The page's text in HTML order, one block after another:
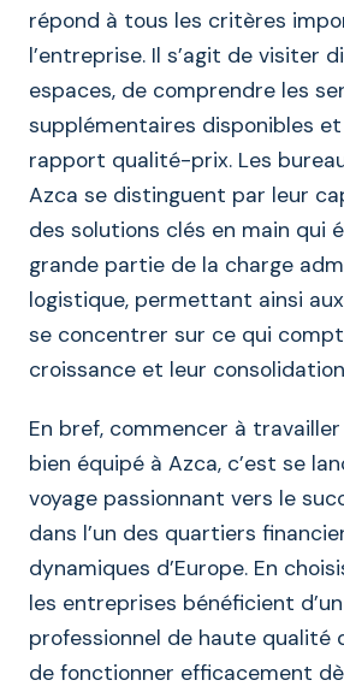
répond à tous les critères
l’entreprise. Il s’agit de visiter
espaces, de comprendre les
supplémentaires disponibles et
rapport qualité-prix. Les
Azca se distinguent par leur
des solutions clés en main qui
grande partie de la charge
logistique, permettant ainsi
se concentrer sur ce qui
croissance et leur
En bref, commencer à
bien équipé à Azca, c’est se
voyage passionnant vers le
dans l’un des quartiers
dynamiques d’Europe. En
les entreprises bénéficient
professionnel de haute qualité
de fonctionner efficacement